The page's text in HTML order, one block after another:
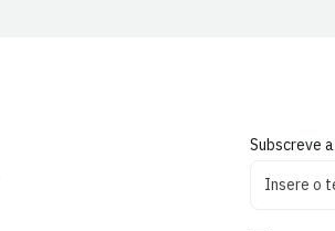
Subscreve